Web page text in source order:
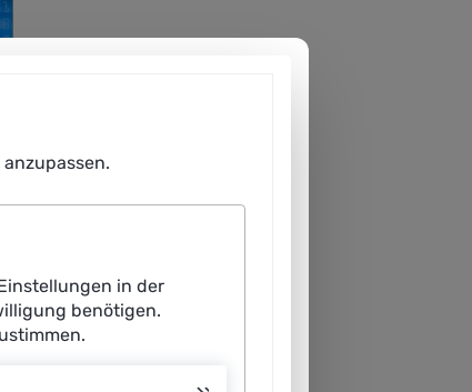
in der
benötigen.